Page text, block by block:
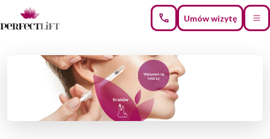
Umów wizytę